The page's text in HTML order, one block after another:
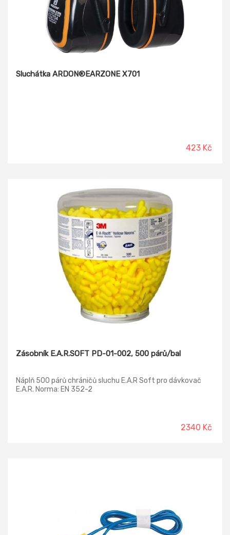
Sluchátka ARDON®EARZONE X701
423 Kč
Zásobník E.A.R.SOFT PD-01-002, 500 párů/bal
Náplň 500 párů chráničů sluchu E.A.R Soft pro dávkovač
E.A.R. Norma: EN 352-2
2340 Kč